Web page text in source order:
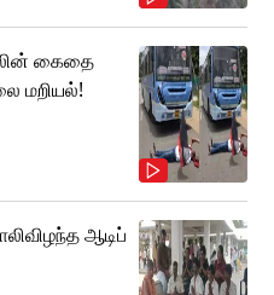
கைதை
மறியல்!
ஆடிப்